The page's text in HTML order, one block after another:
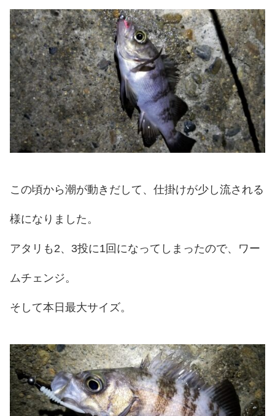
この頃から潮が動きだして、仕掛けが少し流される
様になりました。
アタリも2、3投に1回になってしまったので、ワー
ムチェンジ。
そして本日最大サイズ。